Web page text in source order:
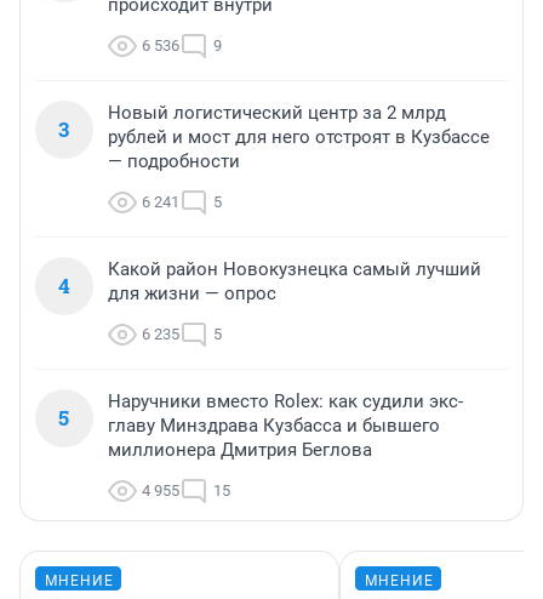
происходит внутри
6 536 9
3
Новый логистический центр за 2 млрд
рублей и мост для него отстроят в Кузбассе
— подробности
6 241 5
4
Какой район Новокузнецка самый лучший
для жизни — опрос
6 235 5
5
Наручники вместо Rolex: как судили экс-
главу Минздрава Кузбасса и бывшего
миллионера Дмитрия Беглова
4 955 15
МНЕНИЕ МНЕНИЕ